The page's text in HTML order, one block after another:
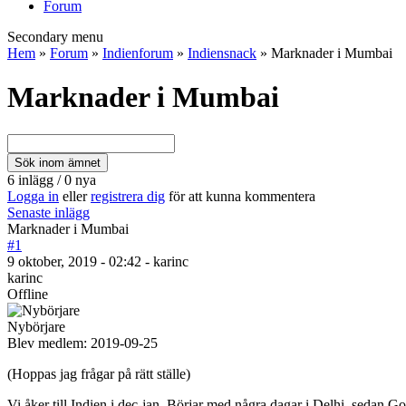
Forum
Secondary menu
Hem » Forum » Indienforum » Indiensnack » Marknader i Mumbai
Marknader i Mumbai
6 inlägg / 0 nya
Logga in ellerregistrera dig för att kunna kommentera
Senaste inlägg
Marknader i Mumbai
#1
9 oktober, 2019 - 02:42 - karinc
karinc
Offline
Nybörjare
Blev medlem: 2019-09-25
(Hoppas jag frågar på rätt ställe)